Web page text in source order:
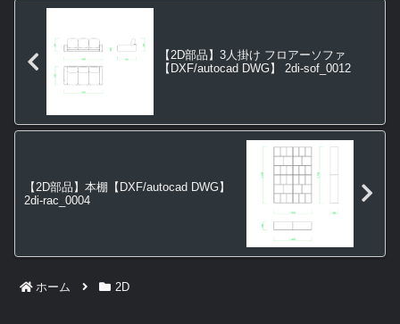
【2D部品】3人掛け フロアーソファ
【DXF/autocad DWG】 2di-sof_0012
【2D部品】本棚【DXF/autocad DWG】
2di-rac_0004
ホーム 2D